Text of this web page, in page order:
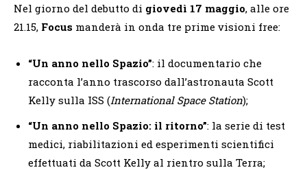
Nel giorno del debutto di giovedì 17 maggio, alle ore
21.15, Focus manderà in onda tre prime visioni free:
“Un anno nello Spazio”: il documentario che
racconta l’anno trascorso dall’astronauta Scott
Kelly sulla ISS (International Space Station);
“Un anno nello Spazio: il ritorno”: la serie di test
medici, riabilitazioni ed esperimenti scientifici
effettuati da Scott Kelly al rientro sulla Terra;